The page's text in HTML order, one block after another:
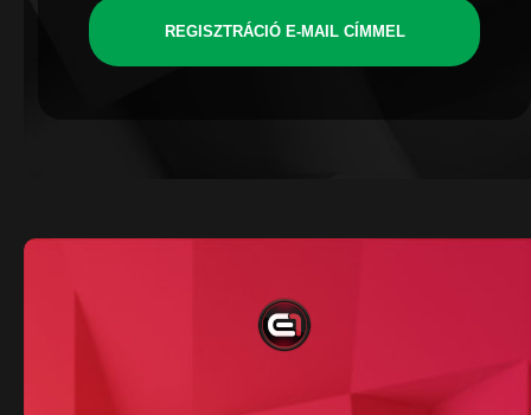
REGISZTRÁCIÓ E-MAIL CÍMMEL